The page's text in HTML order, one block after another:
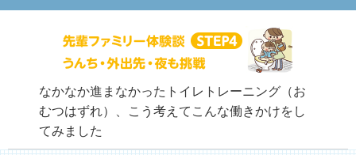
なかなか進まなかったトイレトレーニング（お
むつはずれ）、こう考えてこんな働きかけをし
てみました